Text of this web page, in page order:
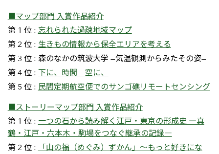
■マップ部門 入賞作品紹介
第 1 位 : 忘れられた過疎地域マップ
第 2 位 : 生きもの情報から保全エリアを考える
第 3 位 : 森のなかの筑波大学 —気温観測からみたその姿—
第 4 位 : 下に、時間 空に、
第 5 位 : 民間定期航空便でのサンゴ礁リモートセンシング
■ストーリーマップ部門 入賞作品紹介
第 1 位 : 一つの石から読み解く江戸・東京の形成史 ―真
鶴・江戸・六本木・駒場をつなぐ継承の記録―
第 2 位 :
「山の福（めぐみ）ずかん」～もっと好きにな